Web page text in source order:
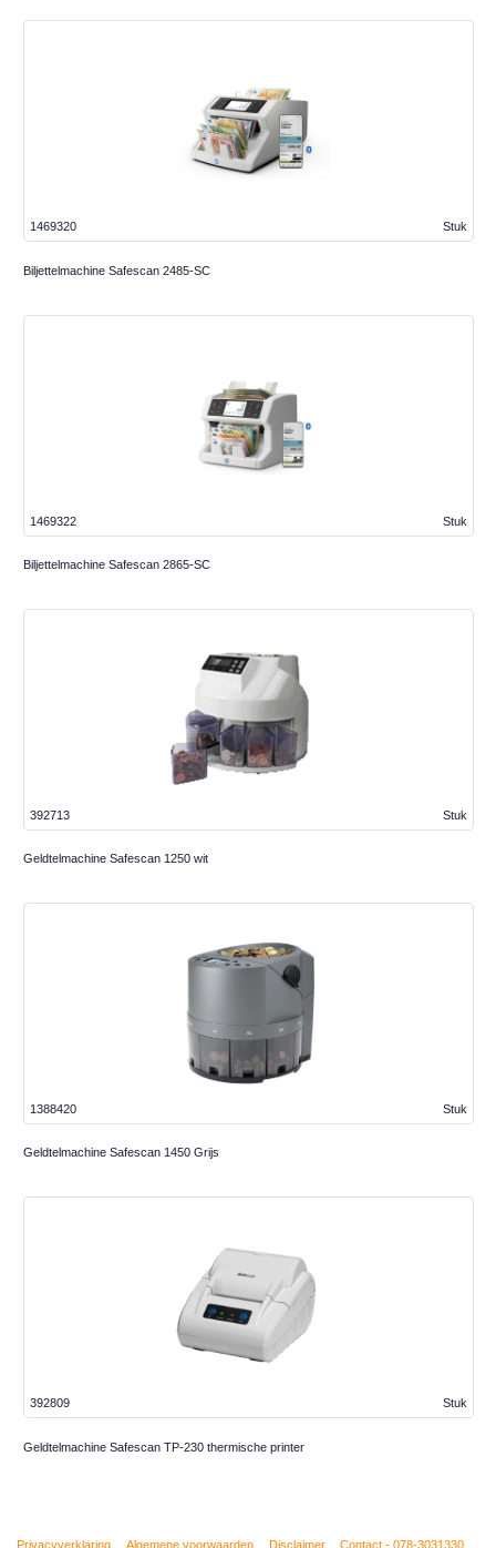
Stuk
1469320
Biljettelmachine Safescan 2485-SC
Stuk
1469322
Biljettelmachine Safescan 2865-SC
Stuk
392713
Geldtelmachine Safescan 1250 wit
Stuk
1388420
Geldtelmachine Safescan 1450 Grijs
Stuk
392809
Geldtelmachine Safescan TP-230 thermische printer
Privacyverklaring Algemene voorwaarden Disclaimer Contact - 078-3031330